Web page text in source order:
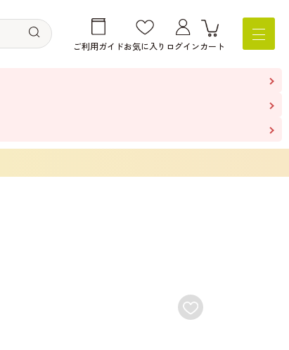
ご利用ガイドお気に入り ログインカート